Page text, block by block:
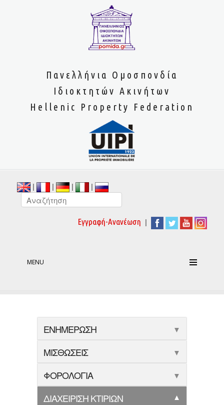
Πανελλήνια Ομοσπονδία
Ιδιοκτητών Ακινήτων
Hellenic Property Federation
| | | |
Εγγραφή-Ανανέωση |
MENU
ΕΝΗΜΕΡΩΣΗ ▼
ΜΙΣΘΩΣΕΙΣ ▼
ΦΟΡΟΛΟΓΙΑ ▼
ΔΙΑΧΕΙΡΙΣΗ ΚΤΙΡΙΩΝ ▼